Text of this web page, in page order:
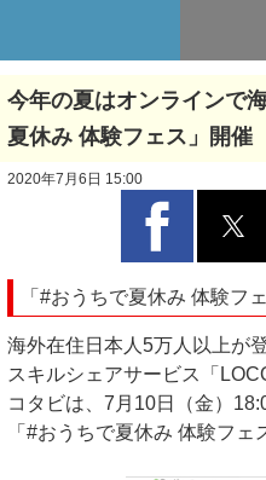
今年の夏はオンラインで
夏休み 体験フェス」開催
2020年7月6日 15:00
「#おうちで夏休み 体験フ
海外在住日本人5万人以上が
スキルシェアサービス「
コタビは、7月10日（金）
「#おうちで夏休み 体験フェ